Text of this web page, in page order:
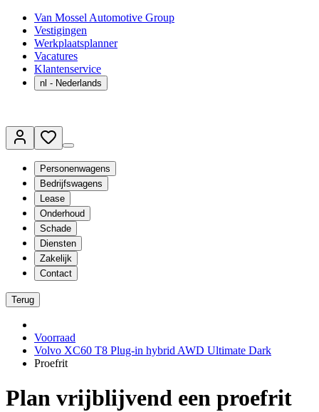
Van Mossel Automotive Group
Vestigingen
Werkplaatsplanner
Vacatures
Klantenservice
nl - Nederlands
Personenwagens
Bedrijfswagens
Lease
Onderhoud
Schade
Diensten
Zakelijk
Contact
Terug
Voorraad
Volvo XC60 T8 Plug-in hybrid AWD Ultimate Dark
Proefrit
Plan vrijblijvend een proefrit